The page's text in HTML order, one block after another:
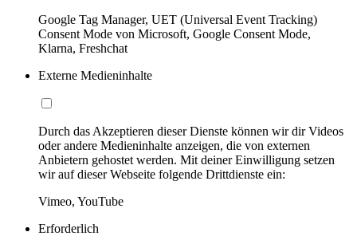
Google Tag Manager, UET (Universal Event Tracking)
Consent Mode von Microsoft, Google Consent Mode,
Klarna, Freshchat
Externe Medieninhalte
Durch das Akzeptieren dieser Dienste können wir dir Videos
oder andere Medieninhalte anzeigen, die von externen
Anbietern gehostet werden. Mit deiner Einwilligung setzen
wir auf dieser Webseite folgende Drittdienste ein:
Vimeo, YouTube
Erforderlich